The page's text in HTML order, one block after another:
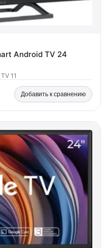
Android TV 24
11
Добавить к сравнению